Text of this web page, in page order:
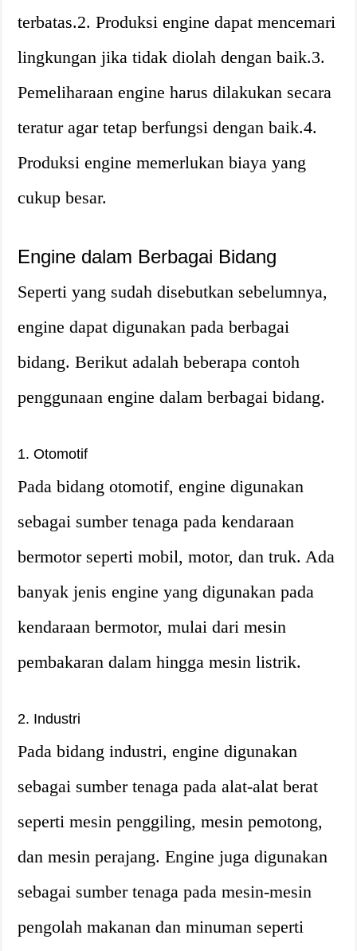
terbatas.2. Produksi engine dapat mencemari
lingkungan jika tidak diolah dengan baik.3.
Pemeliharaan engine harus dilakukan secara
teratur agar tetap berfungsi dengan baik.4.
Produksi engine memerlukan biaya yang
cukup besar.
Engine dalam Berbagai Bidang
Seperti yang sudah disebutkan sebelumnya,
engine dapat digunakan pada berbagai
bidang. Berikut adalah beberapa contoh
penggunaan engine dalam berbagai bidang.
1. Otomotif
Pada bidang otomotif, engine digunakan
sebagai sumber tenaga pada kendaraan
bermotor seperti mobil, motor, dan truk. Ada
banyak jenis engine yang digunakan pada
kendaraan bermotor, mulai dari mesin
pembakaran dalam hingga mesin listrik.
2. Industri
Pada bidang industri, engine digunakan
sebagai sumber tenaga pada alat-alat berat
seperti mesin penggiling, mesin pemotong,
dan mesin perajang. Engine juga digunakan
sebagai sumber tenaga pada mesin-mesin
pengolah makanan dan minuman seperti